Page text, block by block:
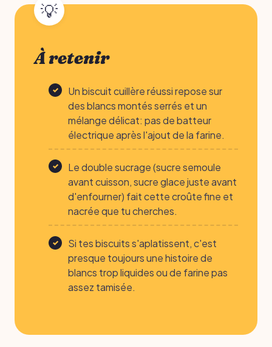
À retenir
Un biscuit cuillère réussi repose sur
des blancs montés serrés et un
mélange délicat: pas de batteur
électrique après l'ajout de la farine.
Le double sucrage (sucre semoule
avant cuisson, sucre glace juste avant
d'enfourner) fait cette croûte fine et
nacrée que tu cherches.
Si tes biscuits s'aplatissent, c'est
presque toujours une histoire de
blancs trop liquides ou de farine pas
assez tamisée.